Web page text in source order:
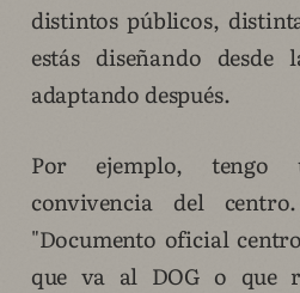
distintos públicos,
estás diseñando desde
adaptando después.
Por ejemplo, tengo
convivencia del
"Documento oficial
que va al DOG o que